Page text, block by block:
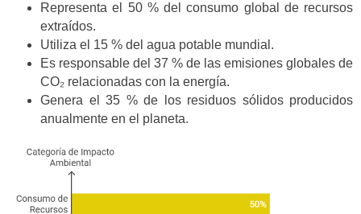
Representa el 50 % del consumo global de recursos
extraídos.
Utiliza el 15 % del agua potable mundial.
Es responsable del 37 % de las emisiones globales de
CO₂ relacionadas con la energía.
Genera el 35 % de los residuos sólidos producidos
anualmente en el planeta.